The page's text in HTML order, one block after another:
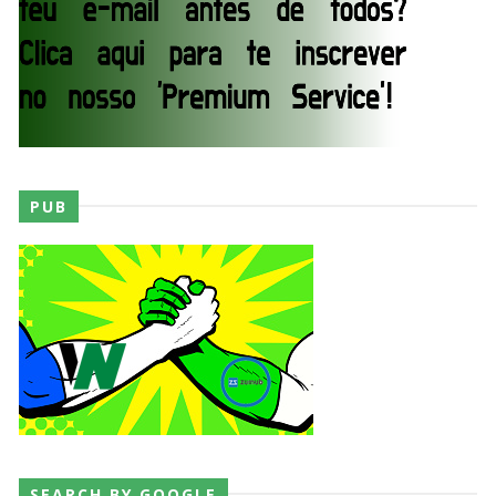
Mexico
Unknown -Aug 06 2026
VAGA GARANTIDA NO CASINO GAUNTLET:
Andrade El Idolo vence combate de tripla
ameaça no Grand Slam Mexico e é brutalizado
Unknown
CAOS NO GRAND SLAM MEXICO: The Death
Riders vencem confronto caótico após confusão
entre Adam Copeland e Young Bucks
Unknown-Aug 06 2026
WWE: Lola Vice despede-se do NXT após derrota
no Underground Match
SCSA867-Aug 06 2026
PUB